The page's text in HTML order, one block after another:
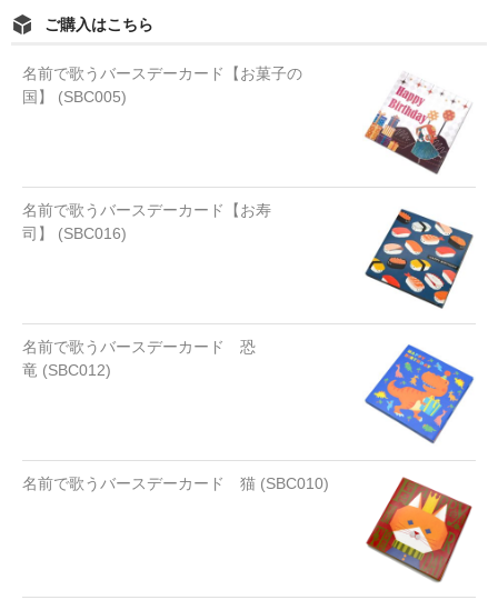
ご購入はこちら
名前で歌うバースデーカード【お菓子の
国】 (SBC005)
名前で歌うバースデーカード【お寿
司】 (SBC016)
名前で歌うバースデーカード 恐
竜 (SBC012)
名前で歌うバースデーカード 猫 (SBC010)